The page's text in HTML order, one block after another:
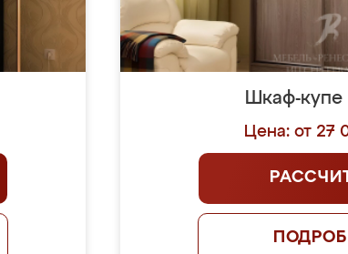
Шкаф-купе
Цена: от 27